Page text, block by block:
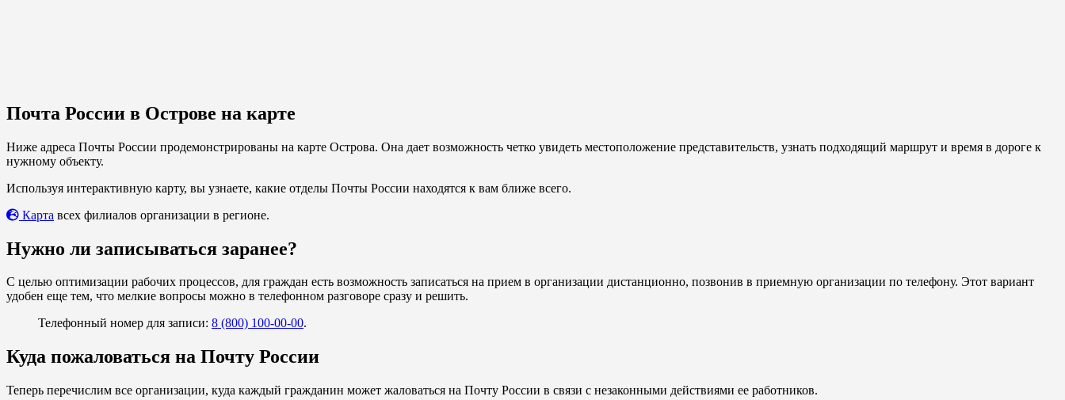
Почта России в Острове на карте
Ниже адреса Почты России продемонстрированы на карте Острова. Она дает возможность четко увидеть местоположение представительств, узнать подходящий маршрут и время в дороге к
нужному объекту.
Используя интерактивную карту, вы узнаете, какие отделы Почты России находятся к вам ближе всего.
Карта всех филиалов организации в регионе.
Нужно ли записываться заранее?
С целью оптимизации рабочих процессов, для граждан есть возможность записаться на прием в организации дистанционно, позвонив в приемную организации по телефону. Этот вариант
удобен еще тем, что мелкие вопросы можно в телефонном разговоре сразу и решить.
Телефонный номер для записи: 8 (800) 100-00-00.
Куда пожаловаться на Почту России
Теперь перечислим все организации, куда каждый гражданин может жаловаться на Почту России в связи с незаконными действиями ее работников.